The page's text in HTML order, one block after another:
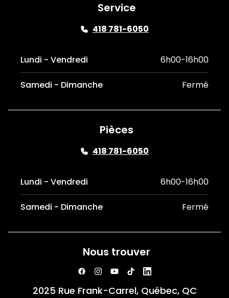
Service
418 781-6050
Lundi - Vendredi 6h00-16h00
Samedi - Dimanche Fermé
Pièces
418 781-6050
Lundi - Vendredi 6h00-16h00
Samedi - Dimanche Fermé
Nous trouver
2025 Rue Frank-Carrel, Québec, QC